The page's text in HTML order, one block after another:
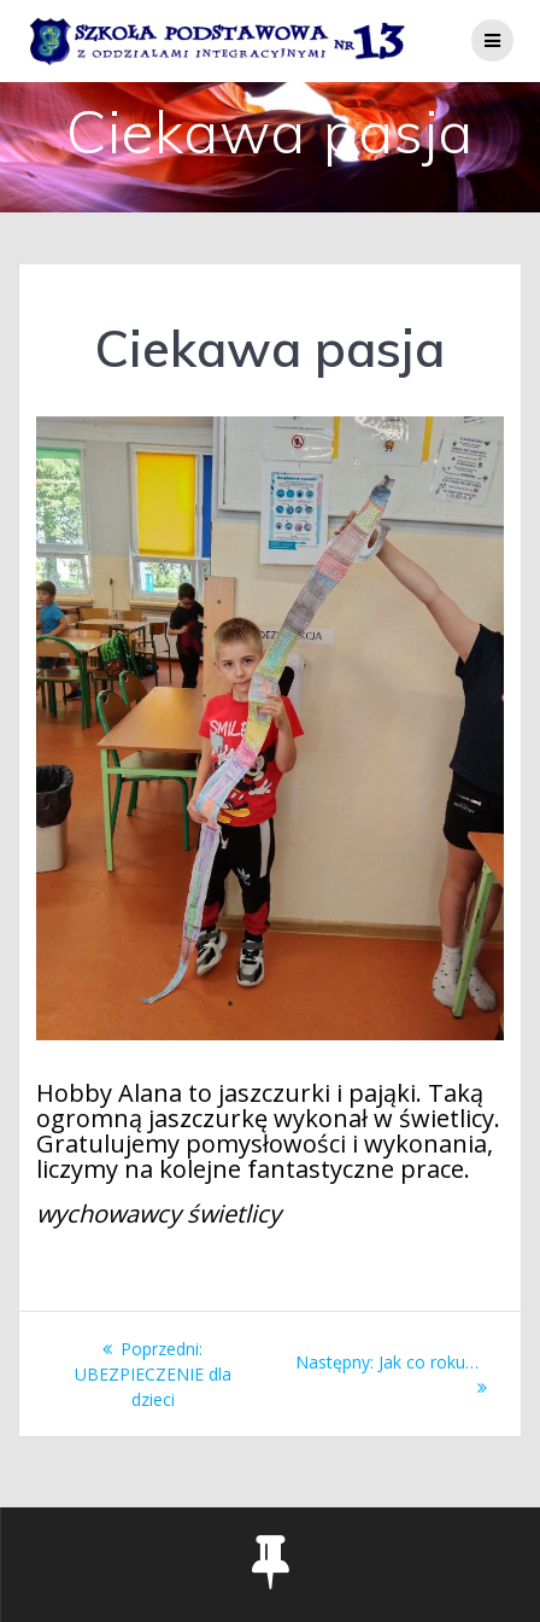
do
treści
Ciekawa pasja
Ciekawa pasja
Hobby Alana to jaszczurki i pająki. Taką
ogromną jaszczurkę wykonał w świetlicy.
Gratulujemy pomysłowości i wykonania,
liczymy na kolejne fantastyczne prace.
wychowawcy świetlicy
Nawigacja
wpisu
Poprzedni:
wpis:
UBEZPIECZENIE dla
dzieci
Następny: Następny
Jak co roku…